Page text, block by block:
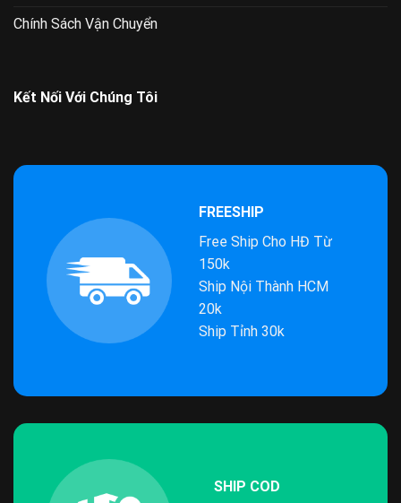
Chính Sách Vận Chuyển
Kết Nối Với Chúng Tôi
FREESHIP
Free Ship Cho HĐ Từ
150k
Ship Nội Thành HCM
20k
Ship Tỉnh 30k
SHIP COD